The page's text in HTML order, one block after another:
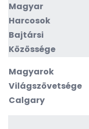
Magyar
Harcosok
Bajtársi
Közössége
Magyarok
Világszövetsége
Calgary